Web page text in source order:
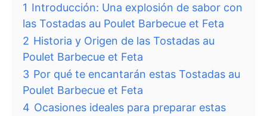
1 Introducción: Una explosión de sabor con
las Tostadas au Poulet Barbecue et Feta
2 Historia y Origen de las Tostadas au
Poulet Barbecue et Feta
3 Por qué te encantarán estas Tostadas au
Poulet Barbecue et Feta
4 Ocasiones ideales para preparar estas